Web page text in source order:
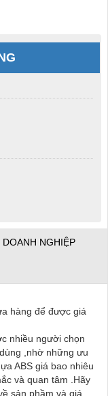
NGHIỆP
hàng để được giá
nhiều người chọn
,nhờ những ưu
ABS giá bao nhiêu
và quan tâm .Hãy
sản phầm và giá